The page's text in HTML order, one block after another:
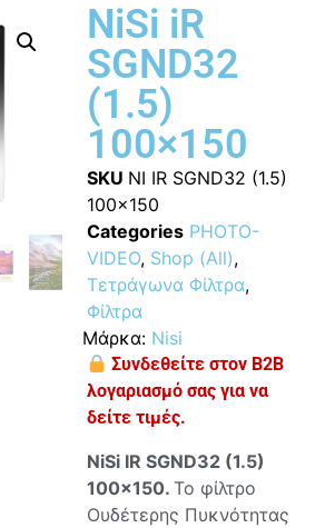
NiSi iR
SGND32
(1.5)
100×150
SKU NI IR SGND32 (1.5)
100x150
Categories PHOTO-
VIDEO, Shop (All),
Τετράγωνα Φίλτρα,
Φίλτρα
Μάρκα: Nisi
Συνδεθείτε στον B2B
λογαριασμό σας για να
δείτε τιμές.
NiSi IR SGND32 (1.5)
100×150. Το φίλτρο
Ουδέτερης Πυκνότητας